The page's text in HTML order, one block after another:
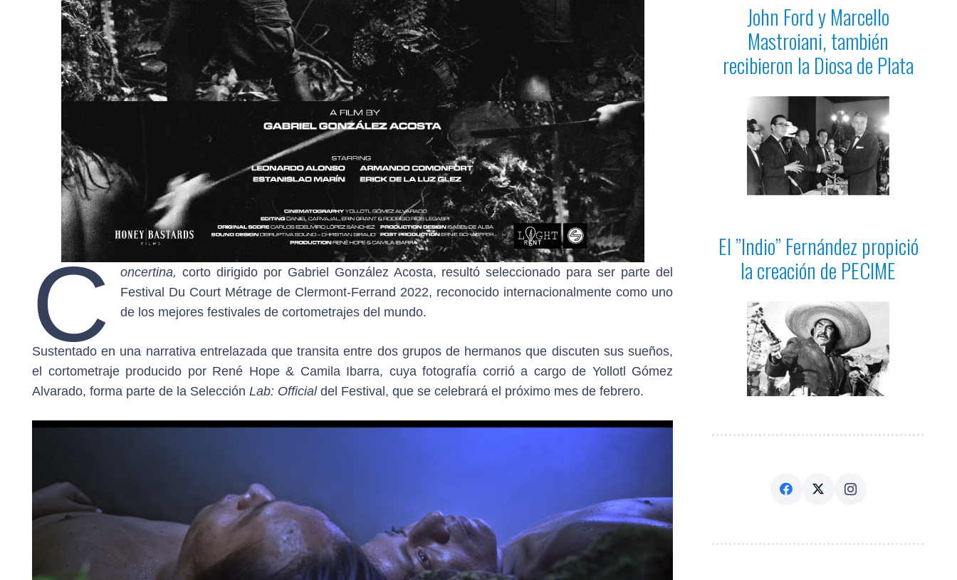
C oncertina, corto dirigido por Gabriel González Acosta, resultó seleccionado para ser parte del
Festival Du Court Métrage de Clermont-Ferrand 2022, reconocido internacionalmente como uno
de los mejores festivales de cortometrajes del mundo.
Sustentado en una narrativa entrelazada que transita entre dos grupos de hermanos que discuten sus sueños,
el cortometraje producido por René Hope & Camila Ibarra, cuya fotografía corrió a cargo de Yollotl Gómez
Alvarado, forma parte de la Selección Lab: Officialdel Festival, que se celebrará el próximo mes de febrero.
John Ford y Marcello
Mastroiani, también
recibieron la Diosa de Plata
El ”Indio” Fernández propició
la creación de PECIME